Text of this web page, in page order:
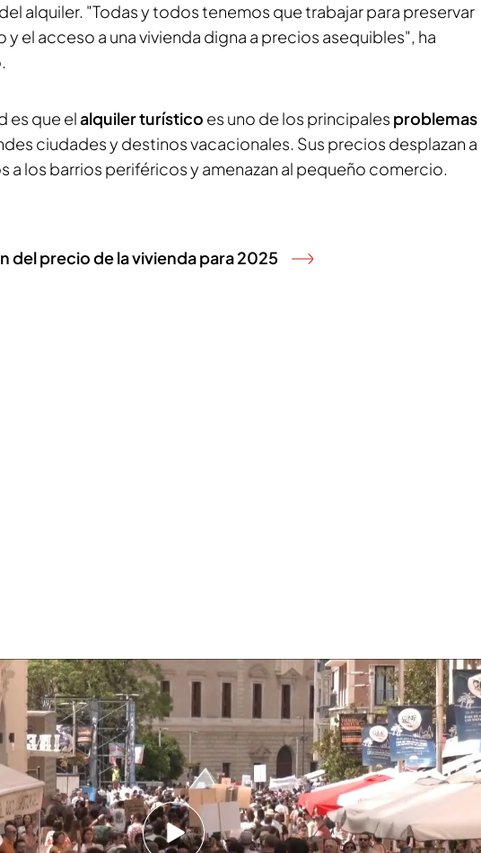
alquiler. "Todas y todos tenemos que trabajar para preservar
y el acceso a una vivienda digna a precios asequibles", ha
es que elalquiler turístico es uno de los principales problemas
ciudades y destinos vacacionales. Sus precios desplazan a
a los barrios periféricos y amenazan al pequeño comercio.
del precio de la vivienda para 2025
el turismo en Málaga
del centro de las ciudadesdicen bastaa los pisos turísticos.
miles de personas piden políticas que mejoren el acceso a la
en los últimos años se ha vuelto imposible. También en Cádiz
que haga algo para evitar laexpulsión de los vecinos
de la ciudad.